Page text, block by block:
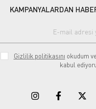
KAMPANYALARDAN
Gizlilik politikasını okudum
kabul